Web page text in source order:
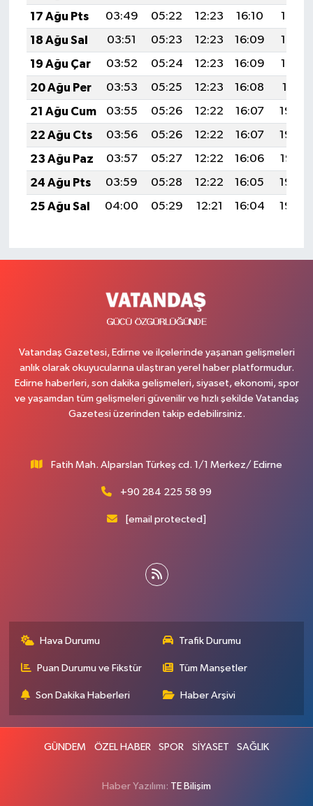
17 Ağu Pts
03:49 05:22 12:23 16:10
19:15
18 Ağu Sal
03:51 05:23 12:23 16:09
19:14
19 Ağu Çar
03:52 05:24 12:23 16:09
19:12
20 Ağu Per
03:53 05:25 12:23 16:08
19:11
21 Ağu Cum
03:55 05:26 12:22 16:07
19:09
22 Ağu Cts
03:56 05:26 12:22 16:07
19:08
23 Ağu Paz
03:57 05:27 12:22 16:06
19:07
24 Ağu Pts
03:59 05:28 12:22 16:05
19:05
25 Ağu Sal
04:00 05:29 12:21 16:04 19:04
Vatandaş Gazetesi, Edirne ve ilçelerinde yaşanan gelişmeleri
anlık olarak okuyucularına ulaştıran yerel haber platformudur.
Edirne haberleri, son dakika gelişmeleri, siyaset, ekonomi, spor
ve yaşamdan tüm gelişmeleri güvenilir ve hızlı şekilde Vatandaş
Gazetesi üzerinden takip edebilirsiniz.
Fatih Mah. Alparslan Türkeş cd. 1/1 Merkez/ Edirne
+90 284 225 58 99
[email protected]
Hava Durumu Trafik Durumu
Puan Durumu ve Fikstür Tüm Manşetler
Son Dakika Haberleri Haber Arşivi
GÜNDEM ÖZEL HABER SPOR SİYASET SAĞLIK
Haber Yazılımı: TE Bilişim